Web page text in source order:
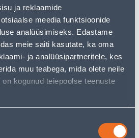
ja reklaamide
meedia funktsioonide
analüüsimiseks. Edastame
meie saiti kasutate, ka oma
ja analüüsipartneritele, kes
muu teabega, mida olete neile
kogunud teiepoolse teenuste
TOODE